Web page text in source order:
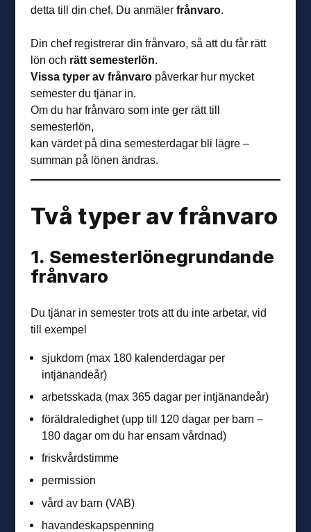
detta till din chef. Du anmälerfrånvaro.
Din chef registrerar din frånvaro, så att du får rätt
lön och rätt semesterlön.
Vissa typer av frånvaro påverkar hur mycket
semester du tjänar in.
Om du har frånvaro som inte ger rätt till
semesterlön,
kan värdet på dina semesterdagar bli lägre –
summan på lönen ändras.
Två typer av frånvaro
1. Semester­löne­grundande
från­varo
Du tjänar in semester trots att du inte arbetar, vid
till exempel
sjukdom (max 180 kalenderdagar per
intjänandeår)
arbetsskada (max 365 dagar per intjänandeår)
föräldraledighet (upp till 120 dagar per barn –
180 dagar om du har ensam vårdnad)
friskvårdstimme
permission
vård av barn (VAB)
havandeskapspenning